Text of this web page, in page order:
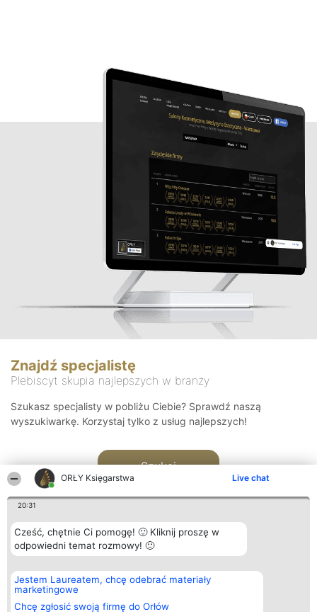
ORŁY Księgarstwa Live chat
20:31
Cześć, chętnie Ci pomogę! 🙂 Kliknij proszę w
odpowiedni temat rozmowy! 🙂
Jestem Laureatem, chcę odebrać materiały
marketingowe
Chcę zgłosić swoją firmę do Orłów
Znajdź specjalistę
Plebiscyt skupia najlepszych w branży
Szukasz specjalisty w pobliżu Ciebie? Sprawdź naszą
wyszukiwarkę. Korzystaj tylko z usług najlepszych!
Szukaj
Organizator plebiscytu
Bright Side Solutions sp. z o.
o. sp. k.
ul. Ruska 22
Plebiscyt
Laureaci
wszystkich
Kontakt
Kontakt